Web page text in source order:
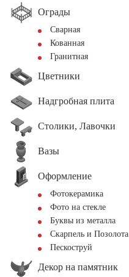
Ограды
Сварная
Кованная
Гранитная
Цветники
Надгробная плита
Столики, Лавочки
Вазы
Оформление
Фотокерамика
Фото на стекле
Буквы из металла
Скарпель и Позолота
Пескоструй
Декор на памятник